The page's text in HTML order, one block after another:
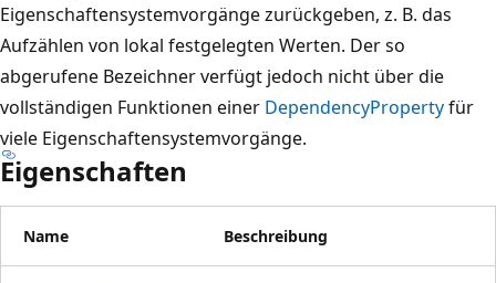
Eigenschaftensystemvorgänge zurückgeben, z. B. das
Aufzählen von lokal festgelegten Werten. Der so
abgerufene Bezeichner verfügt jedoch nicht über die
vollständigen Funktionen einer DependencyPropertyfür
viele Eigenschaftensystemvorgänge.
Eigenschaften
Name Beschreibung